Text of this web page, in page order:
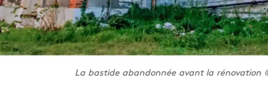
La bastide abandonnée avant la rénovation